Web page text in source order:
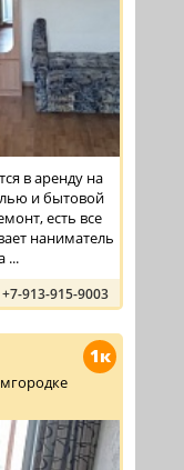
в аренду на
и бытовой
есть все
наниматель
...
+7-913-915-9003
1к